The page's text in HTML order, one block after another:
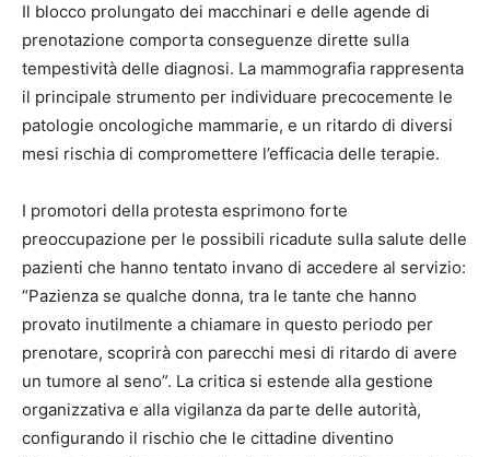
Il blocco prolungato dei macchinari e delle agende di
prenotazione comporta conseguenze dirette sulla
tempestività delle diagnosi. La mammografia rappresenta
il principale strumento per individuare precocemente le
patologie oncologiche mammarie, e un ritardo di diversi
mesi rischia di compromettere l’efficacia delle terapie.
I promotori della protesta esprimono forte
preoccupazione per le possibili ricadute sulla salute delle
pazienti che hanno tentato invano di accedere al servizio:
“Pazienza se qualche donna, tra le tante che hanno
provato inutilmente a chiamare in questo periodo per
prenotare, scoprirà con parecchi mesi di ritardo di avere
un tumore al seno”. La critica si estende alla gestione
organizzativa e alla vigilanza da parte delle autorità,
configurando il rischio che le cittadine diventino